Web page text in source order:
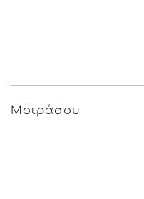
Μοιράσου